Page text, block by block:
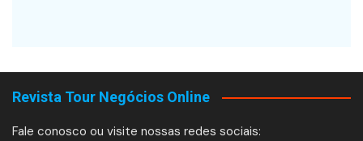
Revista Tour Negócios Online
Fale conosco ou visite nossas redes sociais: